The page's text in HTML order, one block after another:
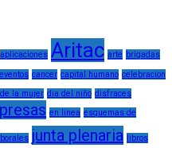
aplicaciones Aritac arte brigadas
cancer capital humano celebracion
la mujer dia del niño disfraces
en linea esquemas de
junta plenaria
libros